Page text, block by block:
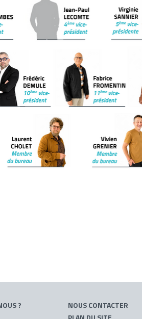
?
NOUS CONTACTER